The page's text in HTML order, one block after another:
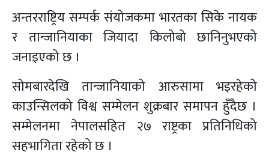
अन्तरराष्ट्रिय सम्पर्क संयोजकमा भारतका सिके नायक
र तान्जानियाका जियादा किलोबो छानिनुभएको
जनाइएको छ ।
सोमबारदेखि तान्जानियाको आरुसामा भइरहेको
काउन्सिलको विश्व सम्मेलन शुक्रबार समापन हुँदैछ ।
सम्मेलनमा नेपालसहित २७ राष्ट्रका प्रतिनिधिको
सहभागिता रहेको छ ।